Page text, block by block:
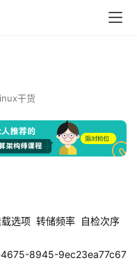
干货
选项 转储频率 自检次序
8945-9ec23ea77c67